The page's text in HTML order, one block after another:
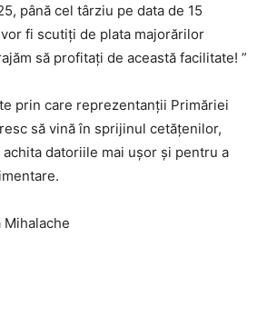
până cel târziu pe data de 15
fi scutiți de plata majorărilor
să profitați de această facilitate! ”
prin care reprezentanții Primăriei
să vină în sprijinul cetățenilor,
datoriile mai ușor și pentru a
Mihalache